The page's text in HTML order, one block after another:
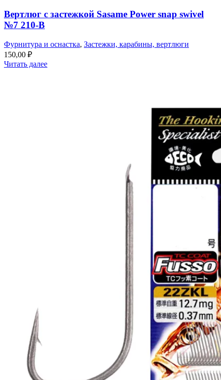
Вертлюг с застежкой Sasame Power snap swivel
№7 210-B
Фурнитура и оснастка, Застежки, карабины, вертлюги
150,00 ₽
Читать далее